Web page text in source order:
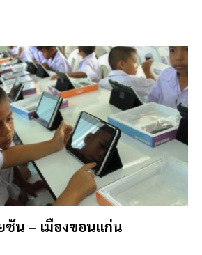
ชัน – เมืองขอนแก่น